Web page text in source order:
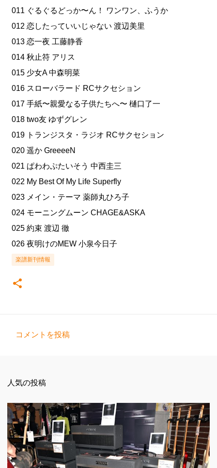
011 ぐるぐるどっか〜ん！ ワンワン、ふうか
012 恋したっていいじゃない 渡辺美里
013 恋一夜 工藤静香
014 秋止符 アリス
015 少女A 中森明菜
016 スローバラード RCサクセション
017 手紙〜親愛なる子供たちへ〜 樋口了一
018 two友 ゆずグレン
019 トランジスタ・ラジオ RCサクセション
020 遥か GreeeeN
021 ぱわわぷたいそう 中西圭三
022 My Best Of My Life Superfly
023 メイン・テーマ 薬師丸ひろ子
024 モーニングムーン CHAGE&ASKA
025 約束 渡辺 徹
026 夜明けのMEW 小泉今日子
楽譜新刊情報
ト
コメントを投稿
人気の投稿